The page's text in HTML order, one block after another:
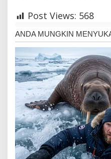
Post Views: 568